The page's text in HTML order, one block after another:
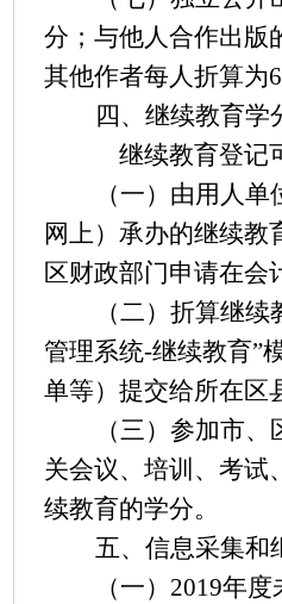
分；与他人合作出版
其他作者每人折算为
四、继续教育学
继续教育登记
（一）由用人
网上）承办的继续教
区财政部门申请在会
（二）折算继
管理系统-继续教育”
单等）提交给所在区
（三）参加市
关会议、培训、考试
续教育的学分。
五、信息采集和
（一） 2019年度